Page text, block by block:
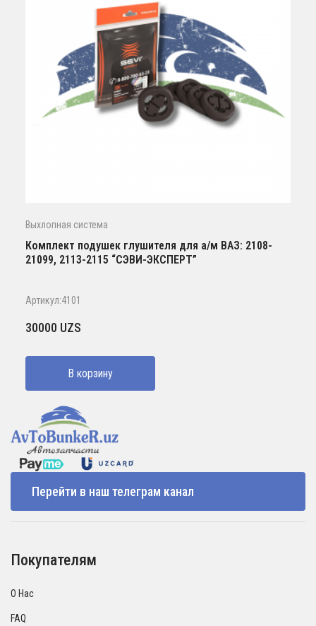
Выхлопная система
Комплект подушек глушителя для а/м ВАЗ: 2108-
21099, 2113-2115 “СЭВИ-ЭКСПЕРТ”
Артикул:4101
30000 UZS
В корзину
Перейти в наш телеграм канал
Покупателям
О Нас
FAQ